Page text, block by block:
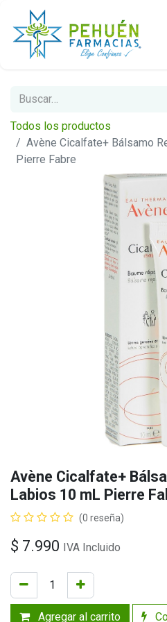
Todos los productos
Avène Cicalfate+ Bálsamo
Pierre Fabre
Avène Cicalfate+
Labios 10 mL Pierre
(0 reseña)
$ 7.990 IVA Incluido
Agregar al carrito